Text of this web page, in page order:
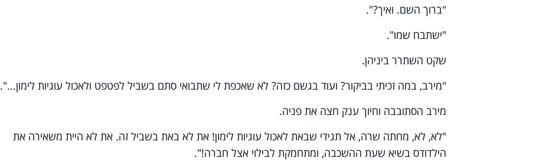
"ברוך השם. ואיך?".
"ישתבח שמו".
שקט השתרר ביניהן.
"מירב, במה זכיתי בביקור? ועוד בגשם כזה? לא שאכפת לי שתבואי סתם בשביל לפטפט ולאכול עוגיות לימון...".
מירב הסתובבה וחיוך ענק חצה את פניה.
"לא, לא, מחתה שרה, אל תגידי שבאת לאכול עוגיות לימון! את לא באת בשביל זה. את לא היית משאירה את
הילדודס בשיא שעת ההשכבה, ומתחמקת לבילוי אצל חברה!".